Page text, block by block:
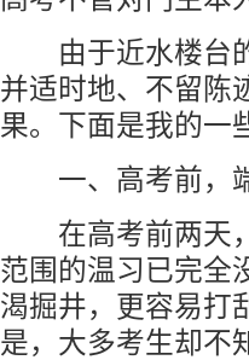
由于近水楼台的
并适时地、不留陈
果。下面是我的一
一、高考前，端
在高考前两天，
范围的温习已完全
渴掘井，更容易打
是，大多考生却不